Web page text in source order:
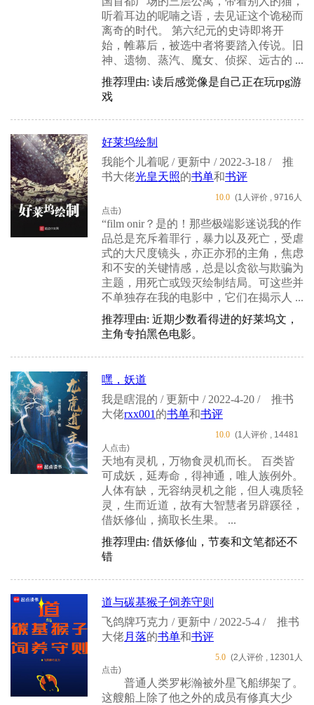
听着耳边的呢喃之语，去见证这个诡秘而
离奇的时代。 第六纪元的史诗即将开
始，帷幕后，被选中者将要踏入传说。旧
神、遗物、蒸汽、魔女、侦探、远古的 ...
推荐理由: 读后感觉像是自己正在玩rpg游
戏
好莱坞绘制
我能个儿着呢 / 更新中 / 2022-3-18 /
推
书大佬光皇天照的书单和书评
10.0 (1人评价 , 9716人
点击)
“film onir？是的！那些极端影迷说我的作
品总是充斥着罪行，暴力以及死亡，受虐
式的大尺度镜头，亦正亦邪的主角，焦虑
和不安的关键情感，总是以贪欲与欺骗为
主题，用死亡或毁灭绘制结局。可这些并
不单独存在我的电影中，它们在揭示人 ...
推荐理由: 近期少数看得进的好莱坞文，
主角专拍黑色电影。
嘿，妖道
我是瞎混的 / 更新中 / 2022-4-20 /
推书
大佬rxx001 的书单和书评
10.0 (1人评价 , 14481
人点击)
天地有灵机，万物食灵机而长。 百类皆
可成妖，延寿命，得神通，唯人族例外。
人体有缺，无容纳灵机之能，但人魂质轻
灵，生而近道，故有大智慧者另辟蹊径，
借妖修仙，摘取长生果。 ...
推荐理由: 借妖修仙，节奏和文笔都还不
错
道与碳基猴子饲养守则
飞鸽牌巧克力 / 更新中 / 2022-5-4 /
推书
大佬月落的书单和书评
5.0 (2人评价 , 12301人
点击)
普通人类罗彬瀚被外星飞船绑架了。
这艘船上除了他之外的成员有修真大少